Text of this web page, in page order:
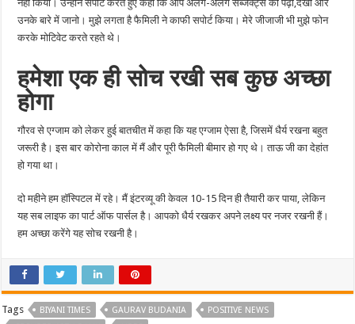
नहीं किया। उन्होंने सपोर्ट करते हुए कहा कि आप अलग-अलग सब्जेक्ट्स को पढ़ो,देखो और
उनके बारे में जानो। मुझे लगता है फैमिली ने काफी सपोर्ट किया। मेरे जीजाजी भी मुझे फोन
करके मोटिवेट करते रहते थे।
हमेशा एक ही सोच रखी सब कुछ अच्छा
होगा
गौरव से एग्जाम को लेकर हुई बातचीत में कहा कि यह एग्जाम ऐसा है, जिसमें धैर्य रखना बहुत
जरूरी है। इस बार कोरोना काल में मैं और पूरी फैमिली बीमार हो गए थे। ताऊ जी का देहांत
हो गया था।
दो महीने हम हॉस्पिटल में रहे। मैं इंटरव्यू की केवल 10-15 दिन ही तैयारी कर पाया, लेकिन
यह सब लाइफ का पार्ट ऑफ पार्सल है। आपको धैर्य रखकर अपने लक्ष्य पर नजर रखनी हैं।
हम अच्छा करेंगे यह सोच रखनी है।
Tags BIYANI TIMES GAURAV BUDANIA
POSITIVE NEWS